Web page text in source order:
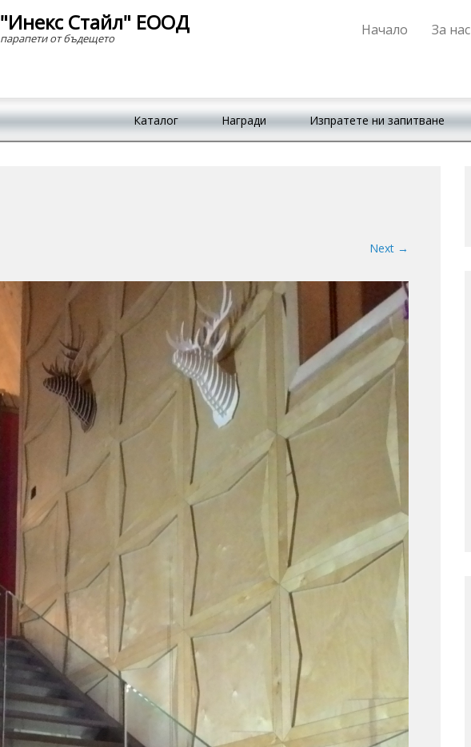
"Инекс Стайл" ЕООД
парапети от бъдещето
Primary Menu
Skip to content
Начало За нас
Каталог
Награди Изпратете ни запитване
Next →